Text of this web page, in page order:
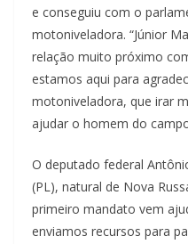
e conseguiu com o
motoniveladora. “Júnior
relação muito próximo
estamos aqui para
motoniveladora, que irar
ajudar o homem do
O deputado federal
(PL), natural de Nova
primeiro mandato vem
enviamos recursos para